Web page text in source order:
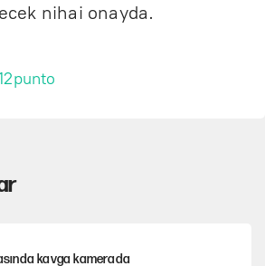
nihai onayda.
kavga kamerada